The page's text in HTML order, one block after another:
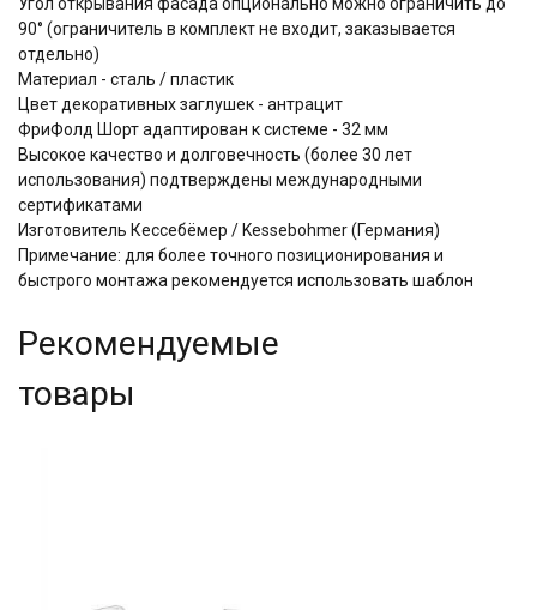
90° (ограничитель в комплект не входит, заказывается
отдельно)
Материал - сталь / пластик
Цвет декоративных заглушек - антрацит
ФриФолд Шорт адаптирован к системе - 32 мм
Высокое качество и долговечность (более 30 лет
использования) подтверждены международными
сертификатами
Изготовитель Кессебёмер / Kessebohmer (Германия)
Примечание: для более точного позиционирования и
быстрого монтажа рекомендуется использовать шаблон
Рекомендуемые
товары